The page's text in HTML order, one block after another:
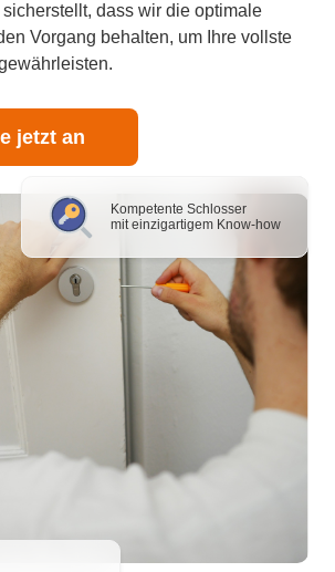
Kompetente Schlosser
mit einzigartigem Know-how
dass wir die optimale
Vorgang behalten, um Ihre vollste
jetzt an